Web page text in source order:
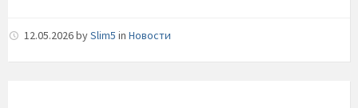
12.05.2026bySlim5 in Новости